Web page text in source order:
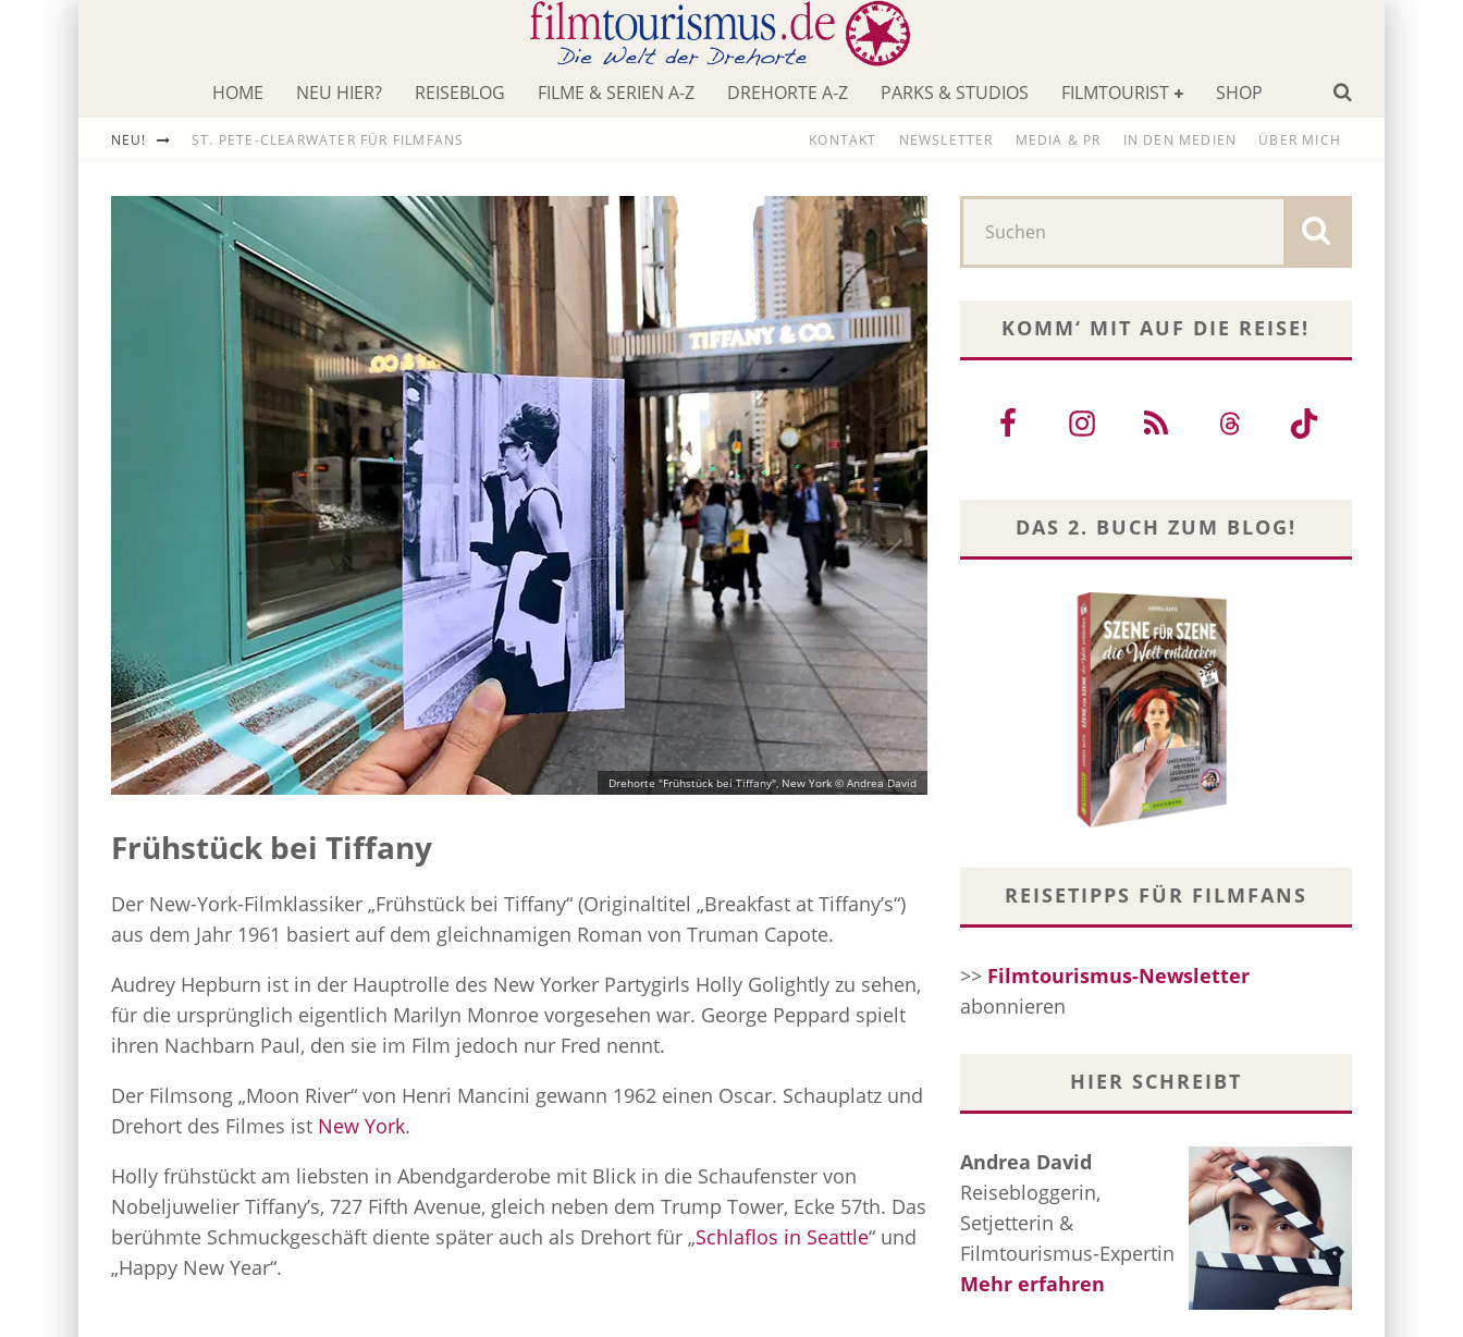
HOME NEU HIER? REISEBLOG FILME & SERIEN A-Z DREHORTE A-Z PARKS & STUDIOS FILMTOURIST SHOP
NEU! ST. PETE-CLEARWATER FÜR FILMFANS
DIE ODYSSEE
KONTAKT NEWSLETTER MEDIA & PR IN DEN MEDIEN ÜBER MICH
Drehorte "Frühstück bei Tiffany", New York © Andrea David
Frühstück bei Tiffany
Der New-York-Filmklassiker „Frühstück bei Tiffany“ (Originaltitel „Breakfast at Tiffany’s“)
aus dem Jahr 1961 basiert auf dem gleichnamigen Roman von Truman Capote.
Audrey Hepburn ist in der Hauptrolle des New Yorker Partygirls Holly Golightly zu sehen,
für die ursprünglich eigentlich Marilyn Monroe vorgesehen war. George Peppard spielt
ihren Nachbarn Paul, den sie im Film jedoch nur Fred nennt.
Der Filmsong „Moon River“ von Henri Mancini gewann 1962 einen Oscar. Schauplatz und
Drehort des Filmes ist New York.
Holly frühstückt am liebsten in Abendgarderobe mit Blick in die Schaufenster von
Nobeljuwelier Tiffany’s, 727 Fifth Avenue, gleich neben dem Trump Tower, Ecke 57th. Das
berühmte Schmuckgeschäft diente später auch als Drehort für „Schlaflos in Seattle“ und
„Happy New Year“.
KOMM‘ MIT AUF DIE REISE!
DAS 2. BUCH ZUM BLOG!
REISETIPPS FÜR FILMFANS
>> Filmtourismus-Newsletter
abonnieren
HIER SCHREIBT
Andrea David
Reisebloggerin,
Setjetterin &
Filmtourismus-Expertin
Mehr erfahren